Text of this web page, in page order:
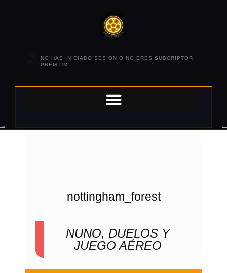
NO HAS INICIADO SESION O NO ERES SUBCRIPTOR
PREMIUM.
nottingham_forest
NUNO, DUELOS Y
JUEGO AÉREO